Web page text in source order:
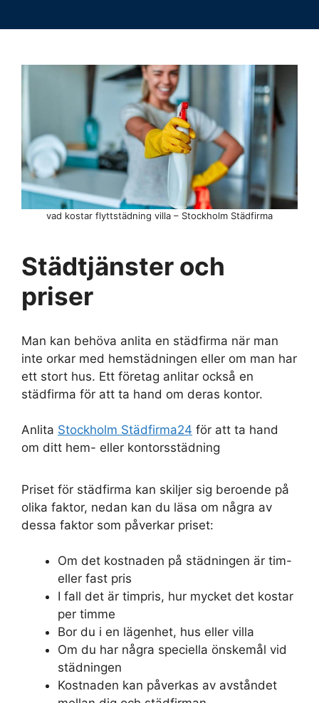
vad kostar flyttstädning villa – Stockholm Städfirma
Städtjänster och
priser
Man kan behöva anlita en städfirma när man
inte orkar med hemstädningen eller om man har
ett stort hus. Ett företag anlitar också en
städfirma för att ta hand om deras kontor.
Anlita Stockholm Städfirma24 för att ta hand
om ditt hem- eller kontorsstädning
Priset för städfirma kan skiljer sig beroende på
olika faktor, nedan kan du läsa om några av
dessa faktor som påverkar priset:
Om det kostnaden på städningen är tim-
eller fast pris
I fall det är timpris, hur mycket det kostar
per timme
Bor du i en lägenhet, hus eller villa
Om du har några speciella önskemål vid
städningen
Kostnaden kan påverkas av avståndet